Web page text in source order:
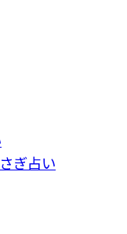
ぎ占い